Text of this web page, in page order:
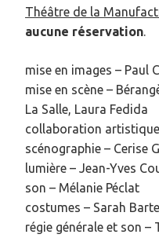
Théâtre de la
aucune réservation
mise en images – Paul
mise en scène –
La Salle, Laura Fedida
collaboration
scénographie – Cerise
lumière – Jean-Yves
son – Mélanie Péclat
costumes – Sarah
régie générale et son –